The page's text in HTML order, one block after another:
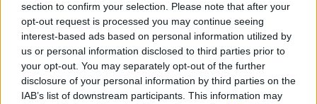
section to confirm your selection. Please note that after your
opt-out request is processed you may continue seeing
interest-based ads based on personal information utilized by
us or personal information disclosed to third parties prior to
your opt-out. You may separately opt-out of the further
disclosure of your personal information by third parties on the
IAB’s list of downstream participants. This information may
jaksossa käydään Turun kesäkonsertissa.
Vieraina Martti Vainaa